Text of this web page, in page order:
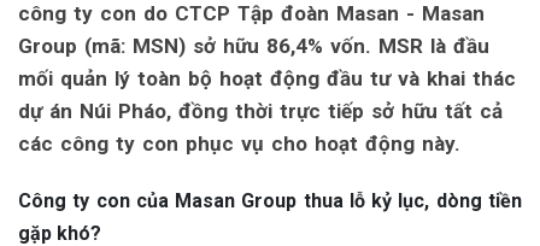
công ty con do CTCP Tập đoàn Masan - Masan
Group (mã: MSN) sở hữu 86,4% vốn. MSR là đầu
mối quản lý toàn bộ hoạt động đầu tư và khai thác
dự án Núi Pháo, đồng thời trực tiếp sở hữu tất cả
các công ty con phục vụ cho hoạt động này.
Công ty con của Masan Group thua lỗ kỷ lục, dòng tiền
gặp khó?